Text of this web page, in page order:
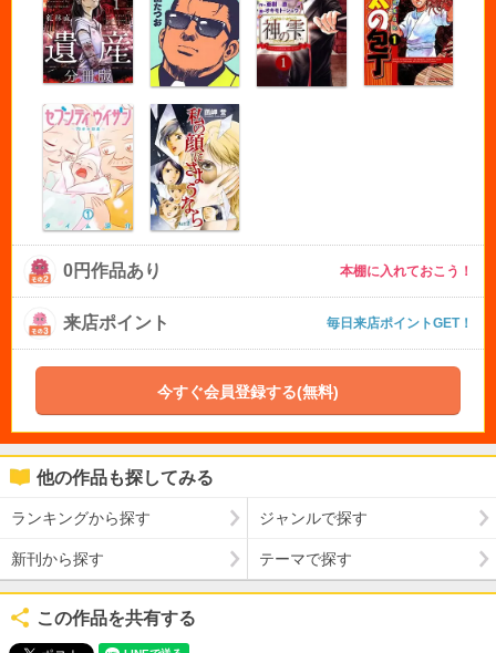
0円作品あり 本棚に入れておこう！
来店ポイント 毎日来店ポイントGET！
今すぐ会員登録する(無料)
他の作品も探してみる
ランキングから探す ジャンルで探す
新刊から探す テーマで探す
この作品を共有する